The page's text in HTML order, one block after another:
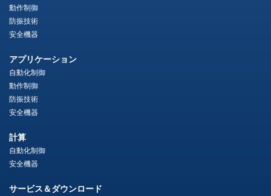
動作制御
防振技術
安全機器
アプリケーション
自動化制御
動作制御
防振技術
安全機器
計算
自動化制御
安全機器
サービス＆ダウンロード